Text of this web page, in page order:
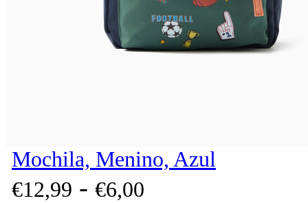
Mochila, Menino, Azul
€12,99 - €6,00